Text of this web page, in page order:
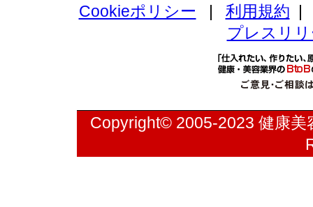
Cookieポリシー
利用規約
プレスリ
Copyright© 2005-2023 健康美